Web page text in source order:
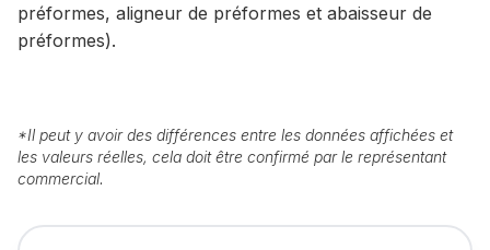
préformes, aligneur de préformes et abaisseur de
préformes).
*Il peut y avoir des différences entre les données affichées et
les valeurs réelles, cela doit être confirmé par le représentant
commercial.